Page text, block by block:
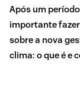
Após um
importante
sobre a nova
clima: o que é e